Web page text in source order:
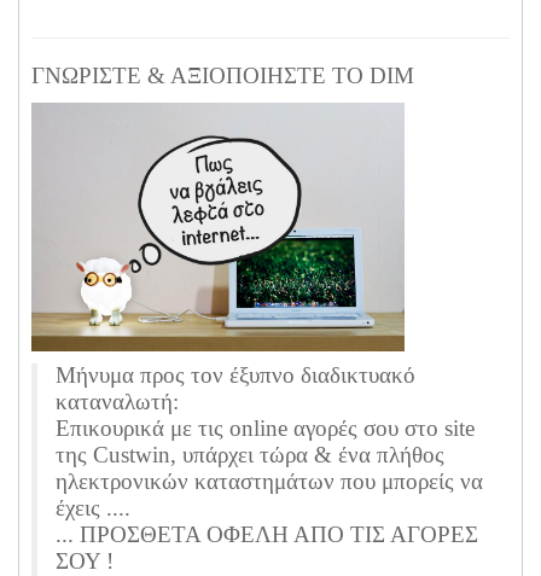
ΓΝΩΡΙΣΤΕ & ΑΞΙΟΠΟΙΗΣΤΕ ΤΟ DIM
Μήνυμα προς τον έξυπνο διαδικτυακό
καταναλωτή:
Επικουρικά με τις online αγορές σου στο site
της Custwin, υπάρχει τώρα & ένα πλήθος
ηλεκτρονικών καταστημάτων που μπορείς να
έχεις ....
... ΠΡΟΣΘΕΤΑ ΟΦΕΛΗ ΑΠΟ ΤΙΣ ΑΓΟΡΕΣ
ΣΟΥ !